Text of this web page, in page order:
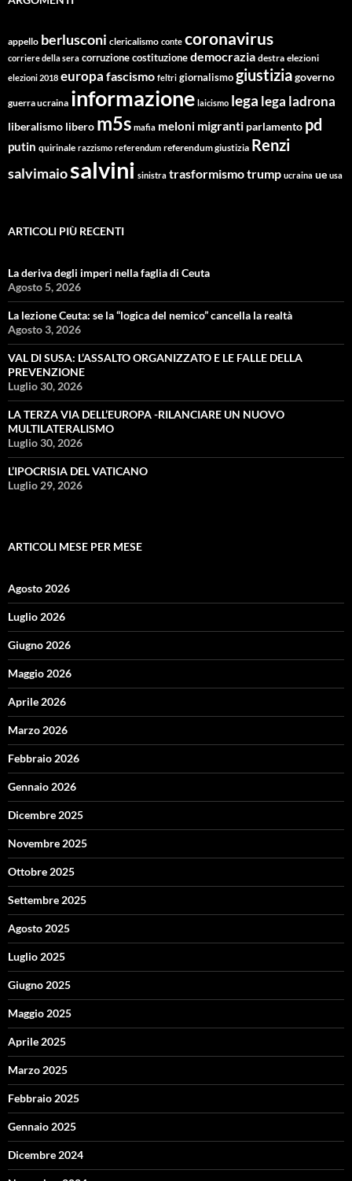
appello berlusconi clericalismo conte coronavirus
corriere della sera corruzionecostituzionedemocrazia destra elezioni
elezioni 2018 europa fascismo feltri giornalismogiustiziagoverno
guerra ucraina informazione laicismo lega lega ladrona
liberalismo libero m5s mafia meloni migranti parlamento pd
putin quirinale razzismo referendum referendum giustizia Renzi
salvimaiosalvini sinistra trasformismotrump ucraina ue usa
ARTICOLI PIÙ RECENTI
La deriva degli imperi nella faglia di Ceuta
Agosto 5, 2026
La lezione Ceuta: se la “logica del nemico” cancella la realtà
Agosto 3, 2026
VAL DI SUSA: L’ASSALTO ORGANIZZATO E LE FALLE DELLA
PREVENZIONE
Luglio 30, 2026
LA TERZA VIA DELL’EUROPA -RILANCIARE UN NUOVO
MULTILATERALISMO
Luglio 30, 2026
L’IPOCRISIA DEL VATICANO
Luglio 29, 2026
ARTICOLI MESE PER MESE
Agosto 2026
Luglio 2026
Giugno 2026
Maggio 2026
Aprile 2026
Marzo 2026
Febbraio 2026
Gennaio 2026
Dicembre 2025
Novembre 2025
Ottobre 2025
Settembre 2025
Agosto 2025
Luglio 2025
Giugno 2025
Maggio 2025
Aprile 2025
Marzo 2025
Febbraio 2025
Gennaio 2025
Dicembre 2024